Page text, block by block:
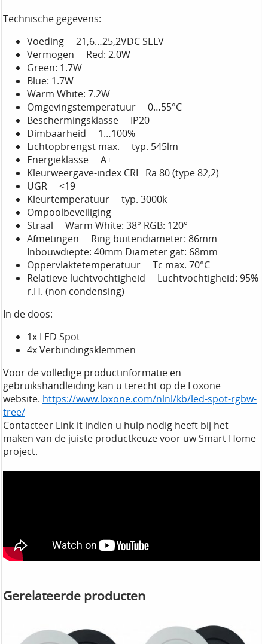
Technische gegevens:
Voeding 21,6…25,2VDC SELV
Vermogen Red: 2.0W
Green: 1.7W
Blue: 1.7W
Warm White: 7.2W
Omgevingstemperatuur 0…55°C
Beschermingsklasse IP20
Dimbaarheid 1…100%
Lichtopbrengst max. typ. 545lm
Energieklasse A+
Kleurweergave-index CRI Ra 80 (type 82,2)
UGR <19
Kleurtemperatuur typ. 3000k
Ompoolbeveiliging
Straal Warm White: 38° RGB: 120°
Afmetingen Ring buitendiameter: 86mm
Inbouwdiepte: 40mm Diameter gat: 68mm
Oppervlaktetemperatuur Tc max. 70°C
Relatieve luchtvochtigheid Luchtvochtigheid: 95%
r.H. (non condensing)
In de doos:
1x LED Spot
4x Verbindingsklemmen
Voor de volledige productinformatie en
gebruikshandleiding kan u terecht op de Loxone
website. https://www.loxone.com/nlnl/kb/led-spot-rgbw-
tree/
Contacteer Link-it indien u hulp nodig heeft bij het
maken van de juiste productkeuze voor uw Smart Home
project.
Gerelateerde producten